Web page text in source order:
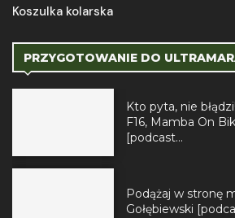
Koszulka kolarska
PRZYGOTOWANIE DO
Kto pyta, nie
F16, Mamba On
[podcast...
Podążaj w stronę
Gołębiewski